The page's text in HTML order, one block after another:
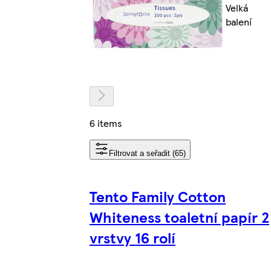
Velká
balení
6 items
Filtrovat a seřadit (65)
Tento Family Cotton
Whiteness toaletní papír 2
vrstvy 16 rolí